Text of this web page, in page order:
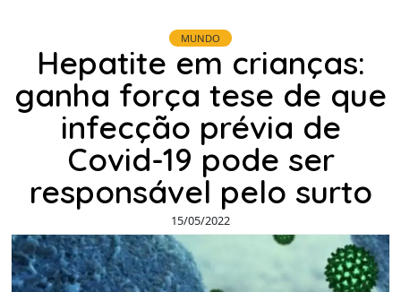
MUNDO
Hepatite em crianças:
ganha força tese de que
infecção prévia de
Covid-19 pode ser
responsável pelo surto
15/05/2022